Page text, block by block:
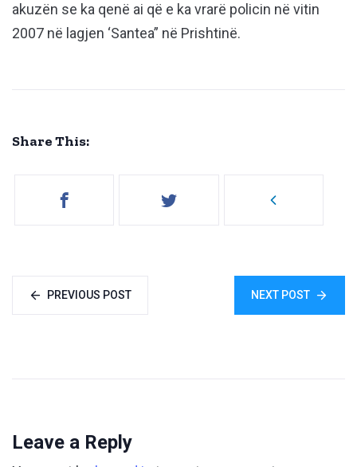
akuzën se ka qenë ai që e ka vrarë policin në vitin
2007 në lagjen ‘Santea” në Prishtinë.
Share This:
PREVIOUS POST NEXT POST
Leave a Reply